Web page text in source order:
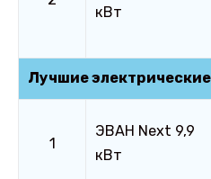
кВт
Лучшие
1
ЭВАН Next 9,9
кВт